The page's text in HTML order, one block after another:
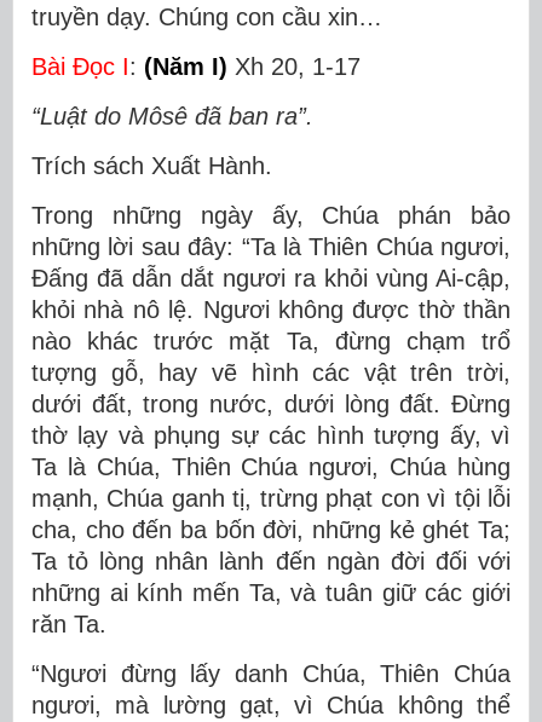
truyền dạy. Chúng con cầu xin…
Bài Ðọc I: (Năm I) Xh 20, 1-17
“Luật do Môsê đã ban ra”.
Trích sách Xuất Hành.
Trong những ngày ấy, Chúa phán bảo
những lời sau đây: “Ta là Thiên Chúa ngươi,
Ðấng đã dẫn dắt ngươi ra khỏi vùng Ai-cập,
khỏi nhà nô lệ. Ngươi không được thờ thần
nào khác trước mặt Ta, đừng chạm trổ
tượng gỗ, hay vẽ hình các vật trên trời,
dưới đất, trong nước, dưới lòng đất. Ðừng
thờ lạy và phụng sự các hình tượng ấy, vì
Ta là Chúa, Thiên Chúa ngươi, Chúa hùng
mạnh, Chúa ganh tị, trừng phạt con vì tội lỗi
cha, cho đến ba bốn đời, những kẻ ghét Ta;
Ta tỏ lòng nhân lành đến ngàn đời đối với
những ai kính mến Ta, và tuân giữ các giới
răn Ta.
“Ngươi đừng lấy danh Chúa, Thiên Chúa
ngươi, mà lường gạt, vì Chúa không thể